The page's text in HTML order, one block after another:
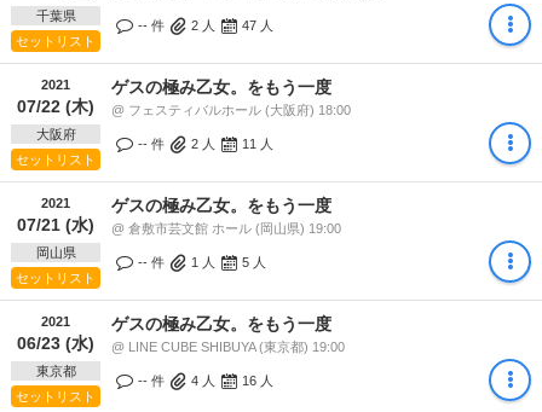
千葉県
セットリスト
-- 件 2 人 47 人
2021
07/22 (木)
大阪府
セットリスト
ゲスの極み乙女。をもう一度
@ フェスティバルホール (大阪府) 18:00
-- 件 2 人 11 人
2021
07/21 (水)
岡山県
セットリスト
ゲスの極み乙女。をもう一度
@ 倉敷市芸文館 ホール (岡山県) 19:00
-- 件 1 人 5 人
2021
06/23 (水)
東京都
セットリスト
ゲスの極み乙女。をもう一度
@ LINE CUBE SHIBUYA (東京都) 19:00
-- 件 4 人 16 人